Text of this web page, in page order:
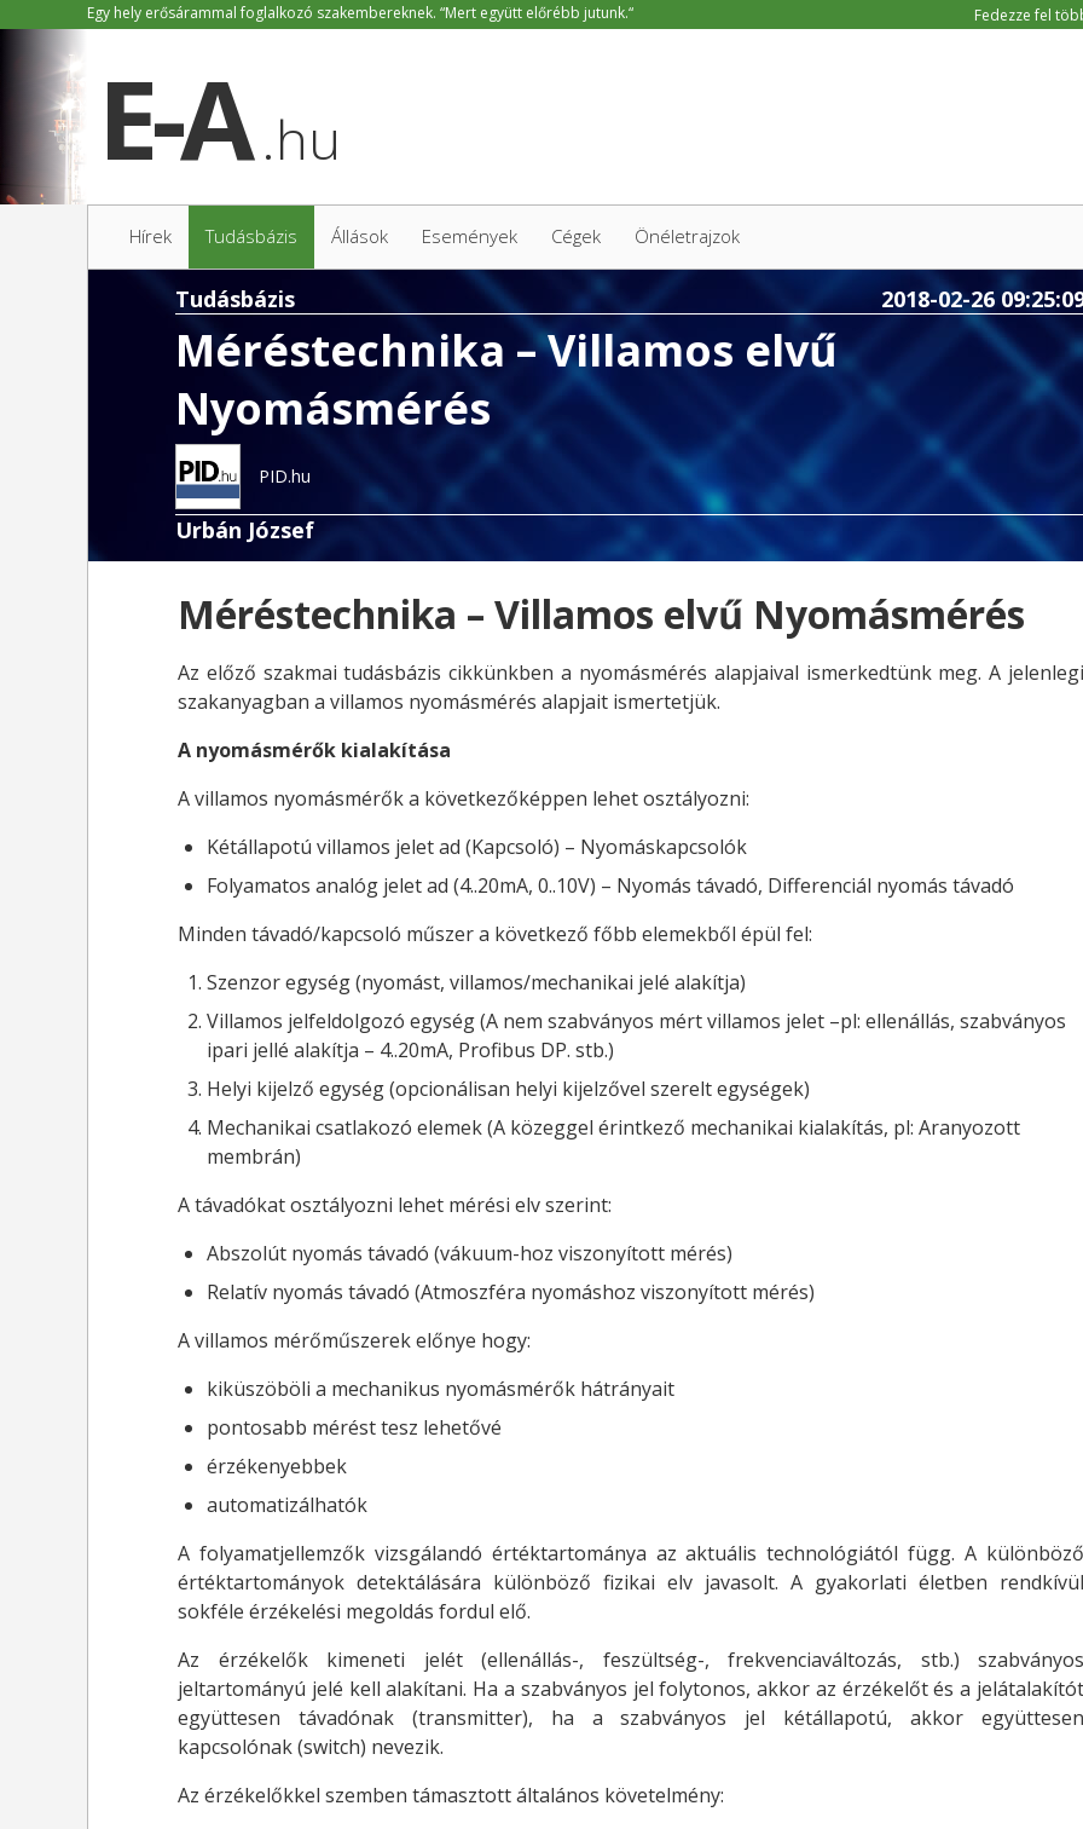
Fedezze fel
.hu
Hírek Tudásbázis Állások Események Cégek Önéletrajzok
Tudásbázis 2018-02-26
Méréstechnika – Villamos elvű
Nyomásmérés
PID.hu
Urbán József
Méréstechnika – Villamos elvű Nyomásmérés
Az előző szakmai tudásbázis cikkünkben a nyomásmérés alapjaival ismerkedtünk meg. A jelenlegi
szakanyagban a villamos nyomásmérés alapjait ismertetjük.
A nyomásmérők kialakítása
A villamos nyomásmérők a következőképpen lehet osztályozni:
Kétállapotú villamos jelet ad (Kapcsoló) – Nyomáskapcsolók
Folyamatos analóg jelet ad (4..20mA, 0..10V) – Nyomás távadó, Differenciál nyomás távadó
Minden távadó/kapcsoló műszer a következő főbb elemekből épül fel:
Szenzor egység (nyomást, villamos/mechanikai jelé alakítja)
Villamos jelfeldolgozó egység (A nem szabványos mért villamos jelet –pl: ellenállás, szabványos
ipari jellé alakítja – 4..20mA, Profibus DP. stb.)
Helyi kijelző egység (opcionálisan helyi kijelzővel szerelt egységek)
Mechanikai csatlakozó elemek (A közeggel érintkező mechanikai kialakítás, pl: Aranyozott
membrán)
A távadókat osztályozni lehet mérési elv szerint:
Abszolút nyomás távadó (vákuum-hoz viszonyított mérés)
Relatív nyomás távadó (Atmoszféra nyomáshoz viszonyított mérés)
A villamos mérőműszerek előnye hogy:
kiküszöböli a mechanikus nyomásmérők hátrányait
pontosabb mérést tesz lehetővé
érzékenyebbek
automatizálhatók
A folyamatjellemzők vizsgálandó értéktartománya az aktuális technológiától függ. A különböző
értéktartományok detektálására különböző fizikai elv javasolt. A gyakorlati életben rendkívül
sokféle érzékelési megoldás fordul elő.
Az érzékelők kimeneti jelét (ellenállás-, feszültség-, frekvenciaváltozás, stb.) szabványos
jeltartományú jelé kell alakítani. Ha a szabványos jel folytonos, akkor az érzékelőt és a jelátalakítót
együttesen távadónak (transmitter), ha a szabványos jel kétállapotú, akkor együttesen
kapcsolónak (switch) nevezik.
Az érzékelőkkel szemben támasztott általános követelmény: